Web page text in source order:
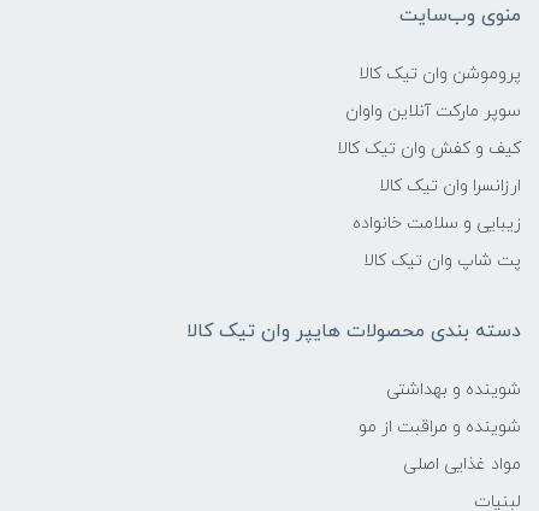
منوی وب‌سایت
پروموشن وان تیک کالا
سوپر مارکت آنلاین واوان
کیف و کفش وان تیک کالا
ارزانسرا وان تیک کالا
زیبایی و سلامت خانواده
پت شاپ وان تیک کالا
دسته بندی محصولات هایپر وان تیک کالا
شوینده و بهداشتی
شوینده و مراقبت از مو
مواد غذایی اصلی
لبنیات